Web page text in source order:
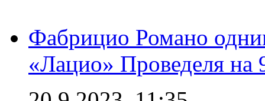
Фабрицио Романо
«Лацио» Проведеля на